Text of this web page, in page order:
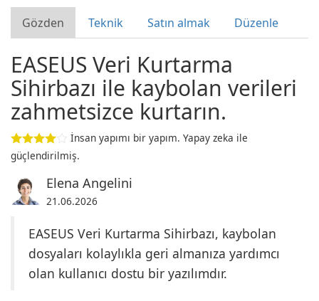
Gözden Teknik Satın almak Düzenle
EASEUS Veri Kurtarma
Sihirbazı ile kaybolan verileri
zahmetsizce kurtarın.
İnsan yapımı bir yapım. Yapay zeka ile
güçlendirilmiş.
Elena Angelini
21.06.2026
EASEUS Veri Kurtarma Sihirbazı, kaybolan
dosyaları kolaylıkla geri almanıza yardımcı
olan kullanıcı dostu bir yazılımdır.